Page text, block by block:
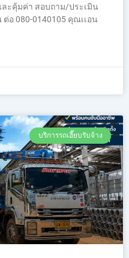
ละคุ้มค่า สอบถาม/ประเมิน
อ 080-0140105 คุณเเอน
บริการรถเฮี๊ยบรับจ้าง